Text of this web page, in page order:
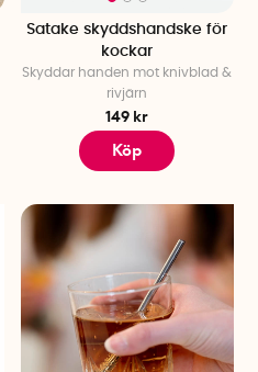
Satake skyddshandske för
kockar
Skyddar handen mot knivblad &
rivjärn
149 kr
Köp